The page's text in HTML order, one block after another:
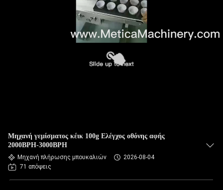
Μηχανή γεμίσματος κέικ 100g Ελέγχος οθόνης αφής
2000BPH-3000BPH
Μηχανή πλήρωσης μπουκαλιών
2026-08-04
71 απόψεις